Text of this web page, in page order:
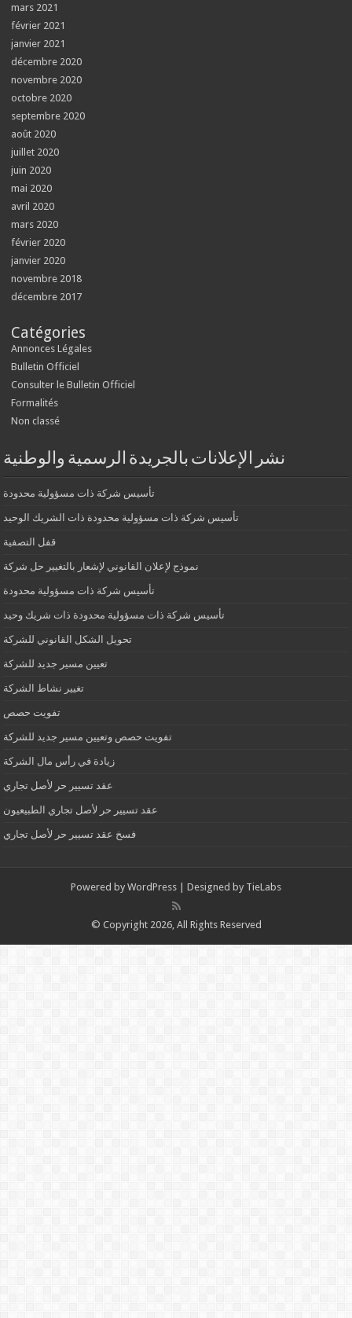
mars 2021
février 2021
janvier 2021
décembre 2020
novembre 2020
octobre 2020
septembre 2020
août 2020
juillet 2020
juin 2020
mai 2020
avril 2020
mars 2020
février 2020
janvier 2020
novembre 2018
décembre 2017
Catégories
Annonces Légales
Bulletin Officiel
Consulter le Bulletin Officiel
Formalités
Non classé
نشر الإعلانات بالجريدة الرسمية والوطنية
تأسيس شركة ذات مسؤولية محدودة
تأسيس شركة ذات مسؤولية محدودة ذات الشريك الوحيد
قفل التصفية
نموذج لإعلان القانوني لإشعار بالتغيير حل شركة
تأسيس شركة ذات مسؤولية محدودة
تأسيس شركة ذات مسؤولية محدودة ذات شريك وحيد
تحويل الشكل القانوني للشركة
تعيين مسير جديد للشركة
تغيير نشاط الشركة
تفويت حصص
تفويت حصص وتعيين مسير جديد للشركة
زيادة في رأس مال الشركة
عقد تسيير حر لأصل تجاري
عقد تسيير حر لأصل تجاري الطبيعيون
فسخ عقد تسيير حر لأصل تجاري
Powered by WordPress | Designed by TieLabs
© Copyright 2026, All Rights Reserved